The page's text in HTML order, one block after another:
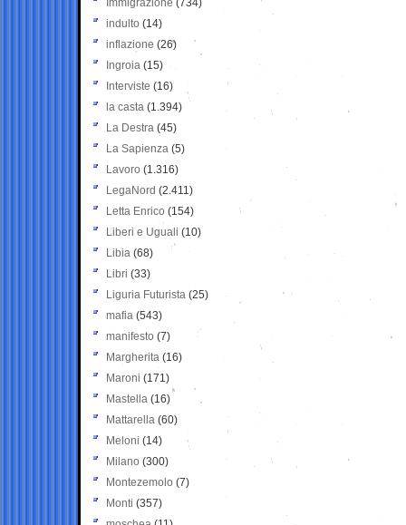
Immigrazione (734)
indulto (14)
inflazione (26)
Ingroia (15)
Interviste (16)
la casta (1.394)
La Destra (45)
La Sapienza (5)
Lavoro (1.316)
LegaNord (2.411)
Letta Enrico (154)
Liberi e Uguali (10)
Libia (68)
Libri (33)
Liguria Futurista (25)
mafia (543)
manifesto (7)
Margherita (16)
Maroni (171)
Mastella (16)
Mattarella (60)
Meloni (14)
Milano (300)
Montezemolo (7)
Monti (357)